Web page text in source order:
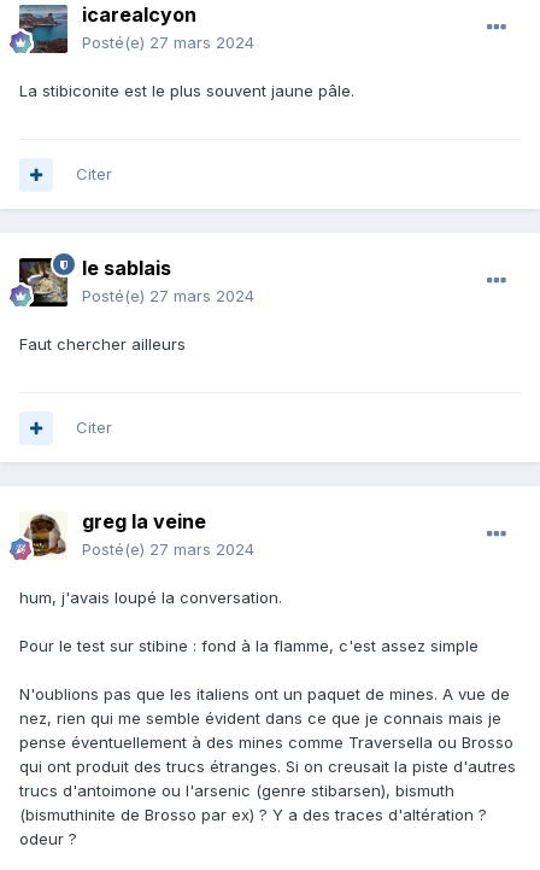
icarealcyon
Posté(e) 27 mars 2024
La stibiconite est le plus souvent jaune pâle.
Citer
le sablais
Posté(e) 27 mars 2024
Faut chercher ailleurs
Citer
greg la veine
Posté(e) 27 mars 2024
hum, j'avais loupé la conversation.
Pour le test sur stibine : fond à la flamme, c'est assez simple
N'oublions pas que les italiens ont un paquet de mines. A vue de
nez, rien qui me semble évident dans ce que je connais mais je
pense éventuellement à des mines comme Traversella ou Brosso
qui ont produit des trucs étranges. Si on creusait la piste d'autres
trucs d'antoimone ou l'arsenic (genre stibarsen), bismuth
(bismuthinite de Brosso par ex) ? Y a des traces d'altération ?
odeur ?